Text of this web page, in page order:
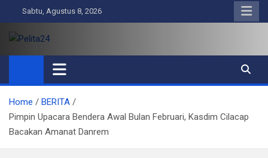
to
content
Sabtu, Agustus 8, 2026
Pelita24
Aktual, Mendalam dan Terpercaya
Home
BERITA
Pimpin Upacara Bendera Awal Bulan Februari, Kasdim Cilacap
Bacakan Amanat Danrem